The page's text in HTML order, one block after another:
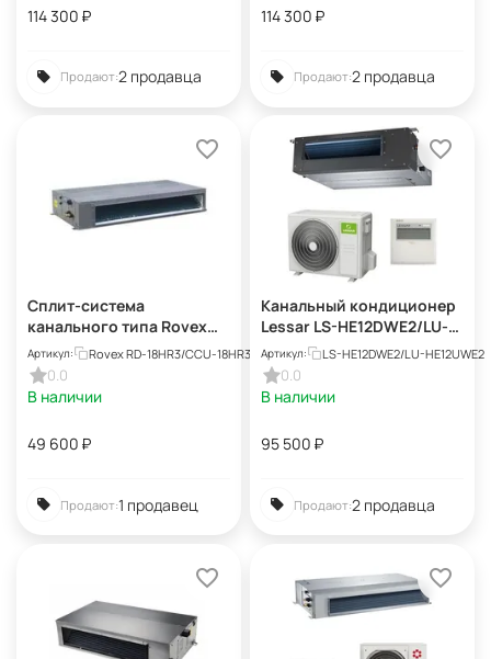
114 300 ₽
Продают:2 продавца
114 300 ₽
Продают:2 продавца
Сплит-система
канального типа Rovex
RD-18HR3/CCU-18HR3
Артикул: Rovex RD-18HR3/CCU-18HR3
0.0
В наличии
49 600 ₽
Продают:1 продавец
Канальный кондиционер
Lessar LS-HE12DWE2/LU-
HE12UWE2
Артикул: LS-HE12DWE2/LU-HE12UWE2
0.0
В наличии
95 500 ₽
Продают:2 продавца